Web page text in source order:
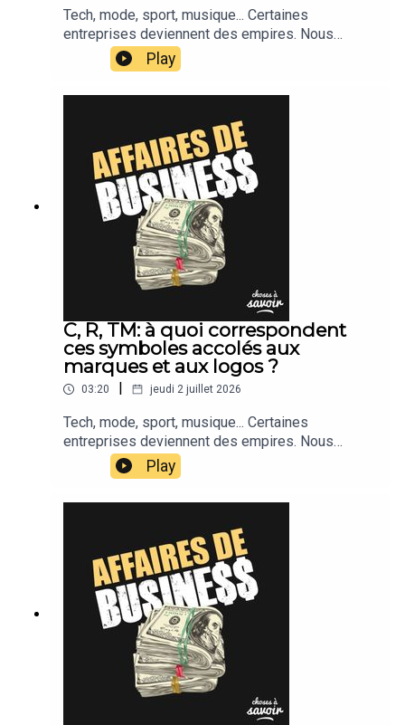
Tech, mode, sport, musique... Certaines
entreprises deviennent des empires. Nous
suivons leur actu.
Play
C, R, TM: à quoi correspondent
ces symboles accolés aux
marques et aux logos ?
03:20 | jeudi 2 juillet 2026
Tech, mode, sport, musique... Certaines
entreprises deviennent des empires. Nous
suivons leur actu.
Play